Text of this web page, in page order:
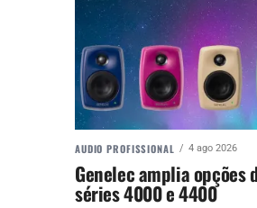
AUDIO PROFISSIONAL 4 ago 2026
Genelec amplia opções
séries 4000 e 4400